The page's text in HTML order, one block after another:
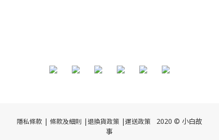
隱私條款 | 條款及細則 |退換貨政策 |運送政策 2020 © 小白故
事